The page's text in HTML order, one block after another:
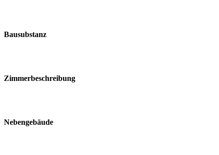
Bausubstanz
Zimmerbeschreibung
Nebengebäude